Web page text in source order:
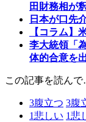
田財務相が
日本が口先
【コラム】
李大統領「
体的合意を
この記事を読ん
3腹立つ 3腹
1悲しい 1悲